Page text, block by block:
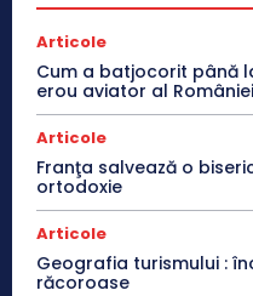
Articole
Cum a batjocorit până
erou aviator al României
Articole
Franţa salvează o
ortodoxie
Articole
Geografia turismului :
răcoroase